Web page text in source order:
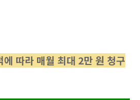
따라 매월 최대 2만 원 청구